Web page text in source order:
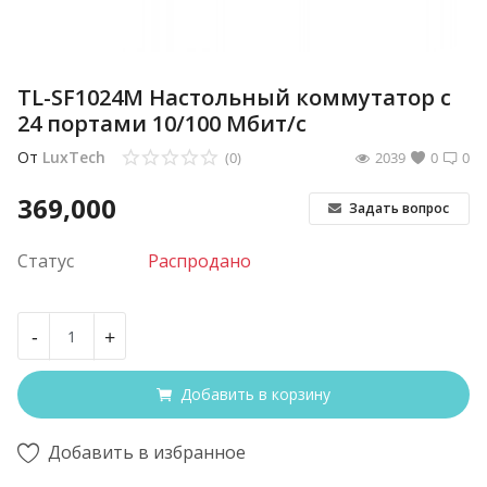
TL-SF1024M Настольный коммутатор с
24 портами 10/100 Мбит/с
От LuxTech 0
(0) 0
2039
369,000 Задать вопрос
Статус Распродано
- +
Добавить в корзину
Добавить в избранное